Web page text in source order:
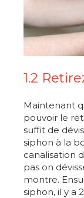
1.2
Maintenant
pouvoir le
suffit de
siphon à la
canalisation
pas on
montre.
siphon, il y a